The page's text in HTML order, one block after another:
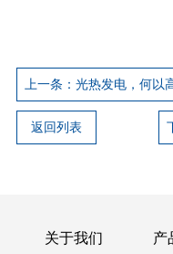
上一条：光热发电，何
返回列表
关于我们 产